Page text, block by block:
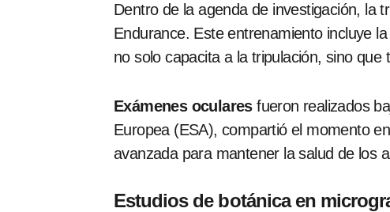
Dentro de la agenda de investigación, la
Endurance. Este entrenamiento incluye
no solo capacita a la tripulación, sino
Exámenes ocularesfueron realizados
Europea (ESA), compartió el momento
avanzada para mantener la salud de los
Estudios de botánica en